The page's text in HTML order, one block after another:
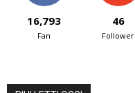
16,793
Fan
46
Follower